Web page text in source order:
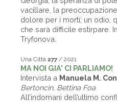
vacillare, la
dolore per i morti; un odio,
che sarà difficile estirpare.
Tryfonova.
Una Città 277 / 2021
MA NOI GIA' CI PARLIAMO!
Intervista a Manuela M.
Bertoncin, Bettina Foa
All’indomani dell’ultimo